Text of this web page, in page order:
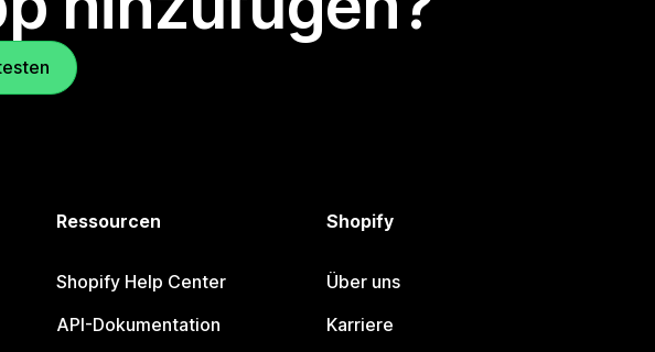
Ressourcen
Shopify Help Center
API-Dokumentation
Shopify
Über uns
Karriere